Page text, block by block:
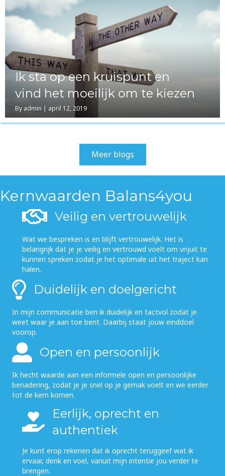
Ik sta op een kruispunt en
vind het moeilijk om te kiezen
Byadmin | april 12, 2019
Meer blogs
Kernwaarden Balans4you
Veilig en vertrouwelijk
Wat we bespreken is en blijft vertrouwelijk. Het is
belangrijk dat je je veilig en vertrouwd voelt om vrijuit te
kunnen spreken zodat je het optimale uit het traject kan
halen.
Duidelijk en doelgericht
In mijn communicatie ben ik duidelijk en tactvol zodat je
weet waar je aan toe bent. Daarbij staat jouw einddoel
voorop.
Open en persoonlijk
Ik hecht waarde aan een informele open en persoonlijke
benadering, zodat je je snel op je gemak voelt en we eerder
tot de kern komen.
Eerlijk, oprecht en
authentiek
Je kunt erop rekenen dat ik oprecht teruggeef wat ik
ervaar, denk en voel, vanuit mijn intentie jou verder te
brengen.